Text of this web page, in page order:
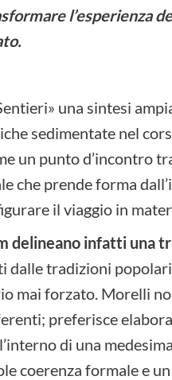
l’esperienza
una sintesi
sedimentate nel
un punto d’incontro
che prende forma
il viaggio in
delineano infatti una
dalle tradizioni
mai forzato. Morelli
preferisce
di una
coerenza formale e